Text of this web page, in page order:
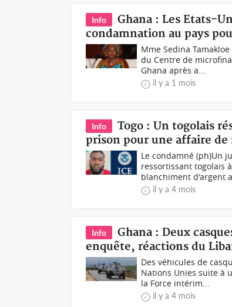
Info
Ghana : Les Etats-
condamnation au pays
Mme Sedina
du Centre de
Ghana après a...
il y a 1 mois
Info
Togo : Un togolais
prison pour une affaire de
Le condamné (ph)Un
ressortissant togolais
blanchiment d'argent
il y a 4 mois
Info
Ghana : Deux
enquête, réactions du
Des véhicules de
Nations Unies suite à
la Force intérim...
il y a 4 mois